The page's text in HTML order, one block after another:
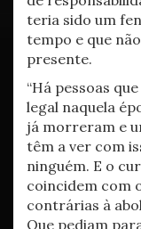
teria sido um
tempo e que
presente.
“Há pessoas
legal naquela
já morreram e
têm a ver com
ninguém. E o
coincidem com
contrárias à
Que pediam